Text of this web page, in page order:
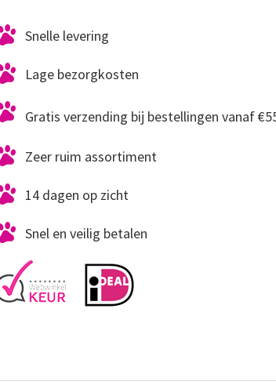
Snelle levering
Lage bezorgkosten
Gratis verzending bij bestellingen vanaf
Zeer ruim assortiment
14 dagen op zicht
Snel en veilig betalen